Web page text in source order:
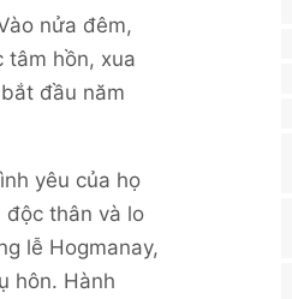
nửa đêm,
tâm hồn, xua
đầu năm
yêu của họ
độc thân và lo
lễ Hogmanay,
hôn. Hành